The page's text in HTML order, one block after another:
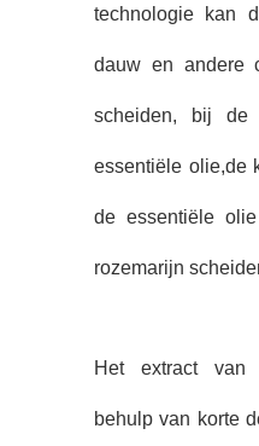
technologie kan
dauw en andere
scheiden, bij de
essentiële olie,de
de essentiële
rozemarijn
Het extract van
behulp van korte